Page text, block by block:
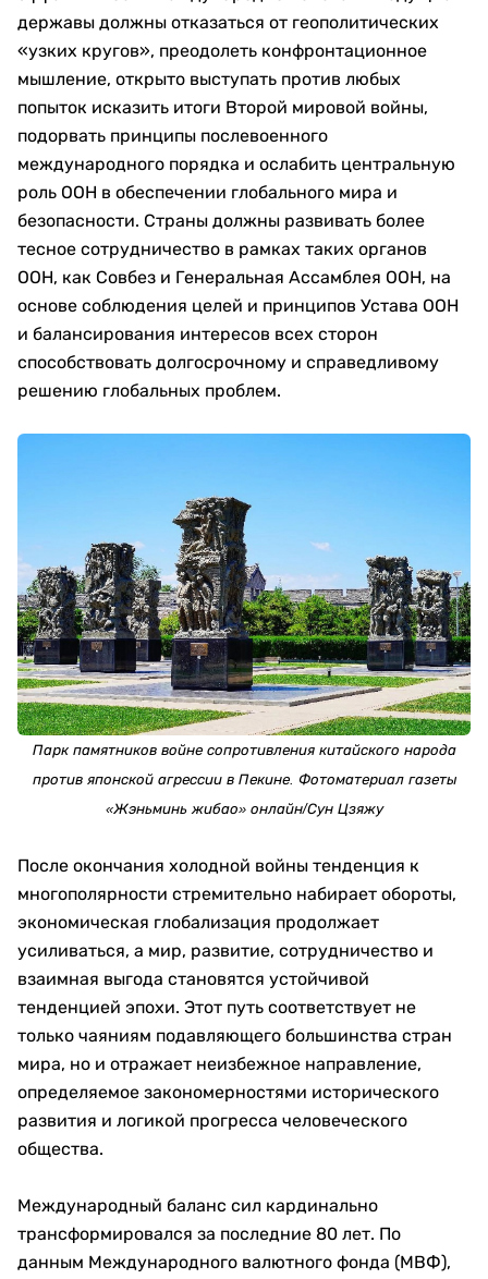
державы должны отказаться от геополитических
«узких кругов», преодолеть конфронтационное
мышление, открыто выступать против любых
попыток исказить итоги Второй мировой войны,
подорвать принципы послевоенного
международного порядка и ослабить центральную
роль ООН в обеспечении глобального мира и
безопасности. Страны должны развивать более
тесное сотрудничество в рамках таких органов
ООН, как Совбез и Генеральная Ассамблея ООН, на
основе соблюдения целей и принципов Устава ООН
и балансирования интересов всех сторон
способствовать долгосрочному и справедливому
решению глобальных проблем.
Парк памятников войне сопротивления китайского народа
против японской агрессии в Пекине. Фотоматериал газеты
«Жэньминь жибао» онлайн/Сун Цзяжу
После окончания холодной войны тенденция к
многополярности стремительно набирает обороты,
экономическая глобализация продолжает
усиливаться, а мир, развитие, сотрудничество и
взаимная выгода становятся устойчивой
тенденцией эпохи. Этот путь соответствует не
только чаяниям подавляющего большинства стран
мира, но и отражает неизбежное направление,
определяемое закономерностями исторического
развития и логикой прогресса человеческого
общества.
Международный баланс сил кардинально
трансформировался за последние 80 лет. По
данным Международного валютного фонда (МВФ),